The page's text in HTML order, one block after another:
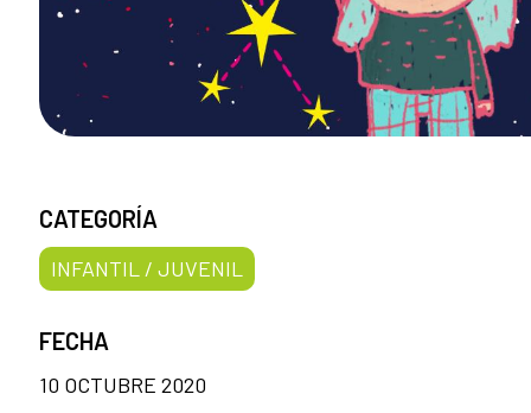
CATEGORÍA
INFANTIL / JUVENIL
FECHA
10 OCTUBRE 2020